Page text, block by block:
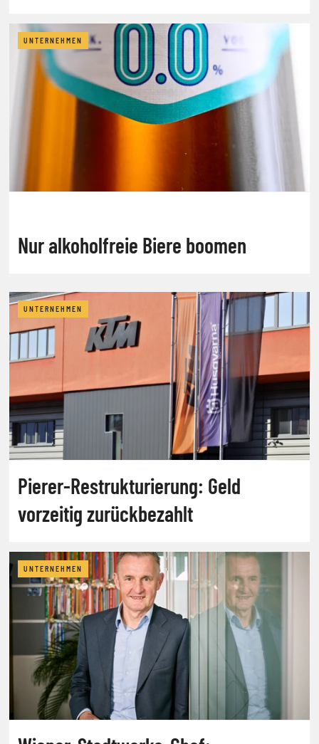
UNTERNEHMEN
Nur alkoholfreie Biere boomen
UNTERNEHMEN
Pierer-Restrukturierung: Geld
vorzeitig zurückbezahlt
UNTERNEHMEN